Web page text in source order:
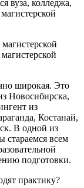
вуза, колледжа,
широкая. Это
Новосибирска,
из
Костанай,
В одной из
стараемся всем
подготовки.
практику?